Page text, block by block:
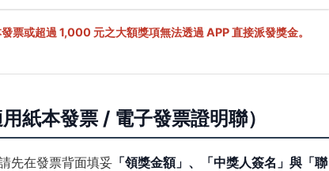
或超過 1,000 元之大額獎項無法透過 APP 直接派發獎金。
紙本發票 / 電子發票證明聯）
先在發票背面填妥 「領獎金額」、「中獎人簽名」與「聯